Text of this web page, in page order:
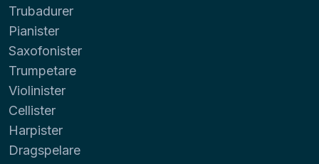
Trubadurer
Pianister
Saxofonister
Trumpetare
Violinister
Cellister
Harpister
Dragspelare